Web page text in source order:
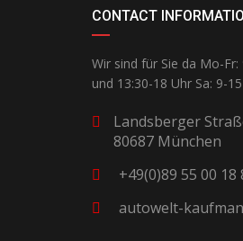
CONTACT
Wir sind für Sie da Mo-Fr:
und 13:30-18 Uhr Sa: 9-
Landsberger
80687 München
+49(0)89 55 00 18
autowelt-